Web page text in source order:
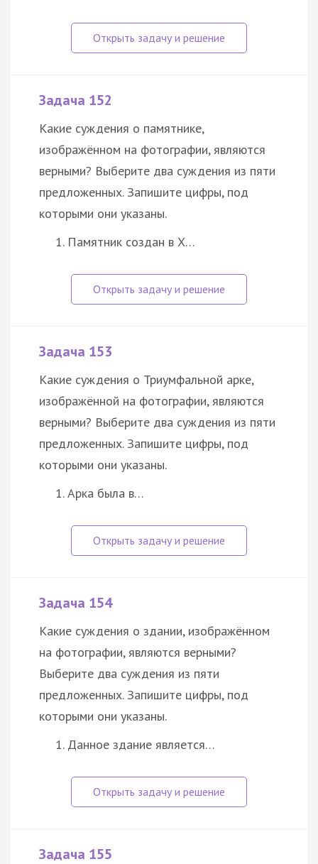
Задача 152
Какие суждения о памятнике,
изображённом на фотографии, являются
верными? Выберите два суждения из пяти
предложенных. Запишите цифры, под
которыми они указаны.
Памятник создан в X…
Задача 153
Какие суждения о Триумфальной арке,
изображённой на фотографии, являются
верными? Выберите два суждения из пяти
предложенных. Запишите цифры, под
которыми они указаны.
Арка была в…
Задача 154
Какие суждения о здании, изображённом
на фотографии, являются верными?
Выберите два суждения из пяти
предложенных. Запишите цифры, под
которыми они указаны.
Данное здание является…
Задача 155